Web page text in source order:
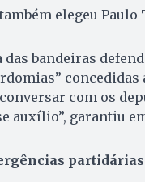
também elegeu
das bandeiras
com os
auxílio”, garantiu
partidárias